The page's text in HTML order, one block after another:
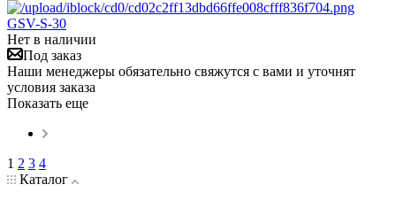
GSV-S-30
Нет в наличии
Под заказ
Наши менеджеры обязательно свяжутся с вами и уточнят
условия заказа
Показать еще
1 2 3 4
Каталог